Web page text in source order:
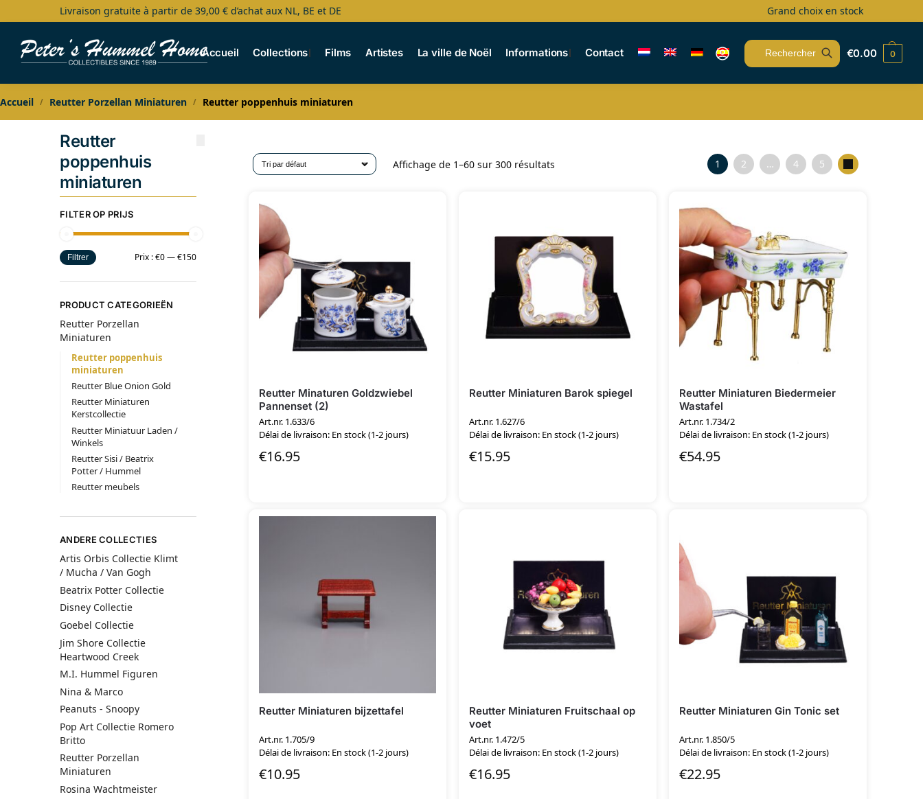
Livraison gratuite à partir de 39,00 € d’achat aux NL, BE et DE Grand choix en stock
Accueil Collections Films Artistes La ville de Noël Informations Contact
Search
€0.00 0
Accueil / Reutter Porzellan Miniaturen / Reutter poppenhuis miniaturen
Affichage de 1–60 sur 300 résultats 1 2 … 4 5
Reutter Minaturen Goldzwiebel
Pannenset (2)
Art.nr. 1.633/6
Délai de livraison: En stock (1-2 jours)
€16.95
Reutter Miniaturen Barok spiegel
Art.nr. 1.627/6
Délai de livraison: En stock (1-2 jours)
€15.95
Reutter Miniaturen Biedermeier
Wastafel
Art.nr. 1.734/2
Délai de livraison: En stock (1-2 jours)
€54.95
Reutter Miniaturen bijzettafel
Art.nr. 1.705/9
Délai de livraison: En stock (1-2 jours)
€10.95
Reutter Miniaturen Fruitschaal op
voet
Art.nr. 1.472/5
Délai de livraison: En stock (1-2 jours)
€16.95
Reutter Miniaturen Gin Tonic set
Art.nr. 1.850/5
Délai de livraison: En stock (1-2 jours)
€22.95
Reutter
poppenhuis
miniaturen
FILTER OP PRIJS
Filtrer Prix :€0—€150
PRODUCT CATEGORIEËN
Reutter Porzellan
Miniaturen
Reutter poppenhuis
miniaturen
Reutter Blue Onion Gold
Reutter Miniaturen
Kerstcollectie
Reutter Miniatuur Laden /
Winkels
Reutter Sisi / Beatrix
Potter / Hummel
Reutter meubels
ANDERE COLLECTIES
Artis Orbis Collectie Klimt
/ Mucha / Van Gogh
Beatrix Potter Collectie
Disney Collectie
Goebel Collectie
Jim Shore Collectie
Heartwood Creek
M.I. Hummel Figuren
Nina & Marco
Peanuts - Snoopy
Pop Art Collectie Romero
Britto
Reutter Porzellan
Miniaturen
Rosina Wachtmeister